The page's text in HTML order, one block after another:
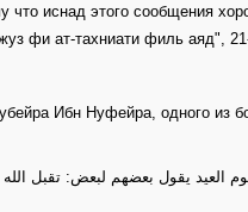
иснад этого сообщения
фи ат-тахниати филь аяд",
Ибн Нуфейра, одного из
العيد يقول بعضهم لبعض: تقبل الله